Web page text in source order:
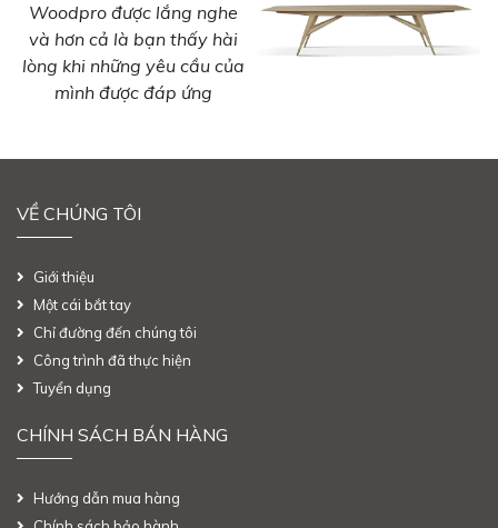
Woodpro được lắng nghe
và hơn cả là bạn thấy hài
lòng khi những yêu cầu của
mình được đáp ứng
VỀ CHÚNG TÔI
Giới thiệu
Một cái bắt tay
Chỉ đường đến chúng tôi
Công trình đã thực hiện
Tuyển dụng
CHÍNH SÁCH BÁN HÀNG
Hướng dẫn mua hàng